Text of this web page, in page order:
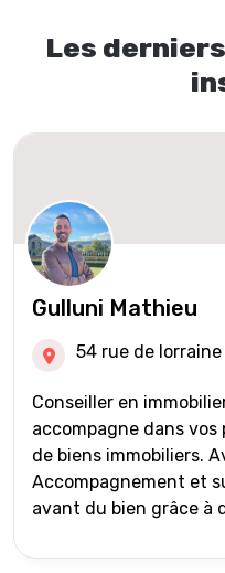
Les
Gulluni Mathieu
54 rue de
Conseiller en
accompagne dans
de biens immobiliers. Avis de valeur offert
Accompagnement et
avant du bien grâce à
international)